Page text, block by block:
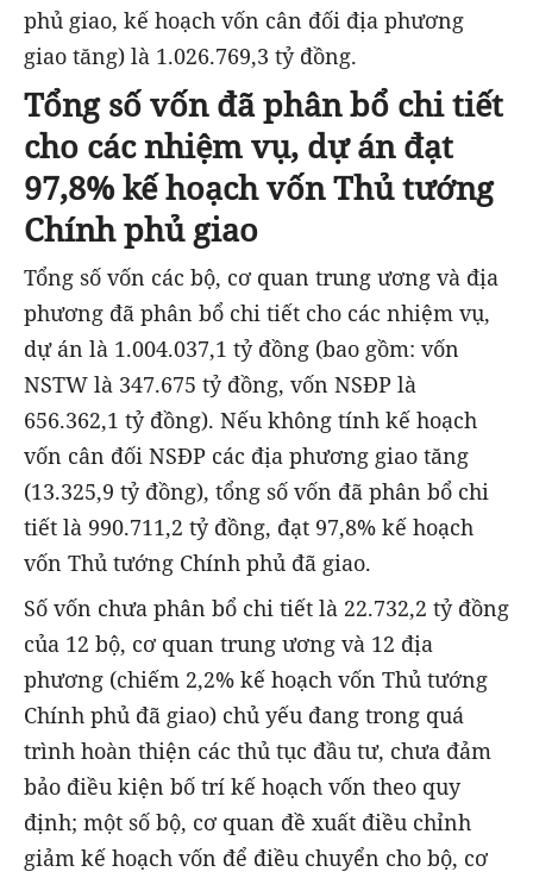
phủ giao, kế hoạch vốn cân đối địa phương
giao tăng) là 1.026.769,3 tỷ đồng.
Tổng số vốn đã phân bổ chi tiết
cho các nhiệm vụ, dự án đạt
97,8% kế hoạch vốn Thủ tướng
Chính phủ giao
Tổng số vốn các bộ, cơ quan trung ương và địa
phương đã phân bổ chi tiết cho các nhiệm vụ,
dự án là 1.004.037,1 tỷ đồng (bao gồm: vốn
NSTW là 347.675 tỷ đồng, vốn NSĐP là
656.362,1 tỷ đồng). Nếu không tính kế hoạch
vốn cân đối NSĐP các địa phương giao tăng
(13.325,9 tỷ đồng), tổng số vốn đã phân bổ chi
tiết là 990.711,2 tỷ đồng, đạt 97,8% kế hoạch
vốn Thủ tướng Chính phủ đã giao.
Số vốn chưa phân bổ chi tiết là 22.732,2 tỷ đồng
của 12 bộ, cơ quan trung ương và 12 địa
phương (chiếm 2,2% kế hoạch vốn Thủ tướng
Chính phủ đã giao) chủ yếu đang trong quá
trình hoàn thiện các thủ tục đầu tư, chưa đảm
bảo điều kiện bố trí kế hoạch vốn theo quy
định; một số bộ, cơ quan đề xuất điều chỉnh
giảm kế hoạch vốn để điều chuyển cho bộ, cơ